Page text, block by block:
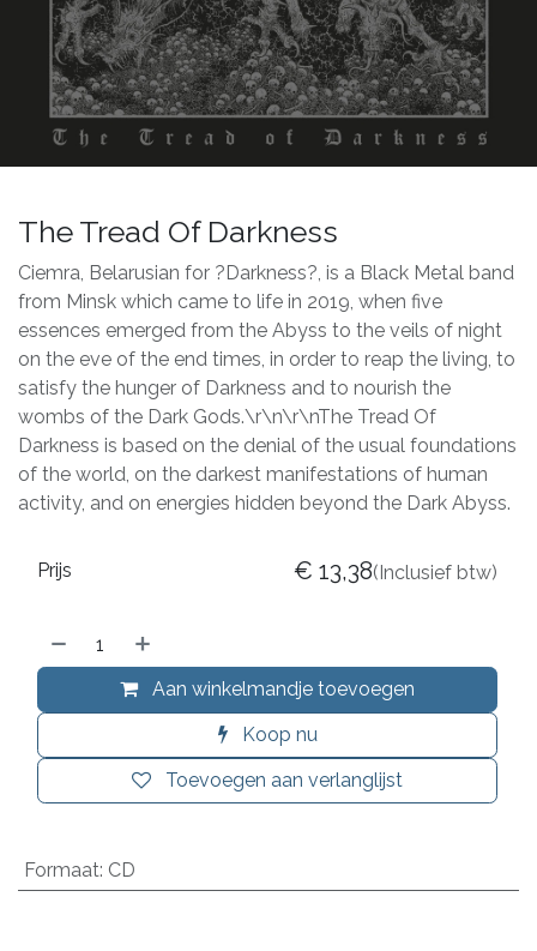
The Tread Of Darkness
Ciemra, Belarusian for ?Darkness?, is a Black Metal band
from Minsk which came to life in 2019, when five
essences emerged from the Abyss to the veils of night
on the eve of the end times, in order to reap the living, to
satisfy the hunger of Darkness and to nourish the
wombs of the Dark Gods.\r\n\r\nThe Tread Of
Darkness is based on the denial of the usual foundations
of the world, on the darkest manifestations of human
activity, and on energies hidden beyond the Dark Abyss.
Aan winkelmandje toevoegen
Koop nu
Toevoegen aan verlanglijst
Prijs € 13,38(Inclusief btw)
Formaat: CD